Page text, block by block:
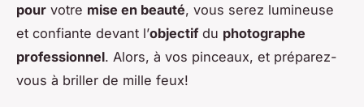
pour votre mise en beauté, vous serez lumineuse
et confiante devant l’objectifdu photographe
professionnel. Alors, à vos pinceaux, et préparez-
vous à briller de mille feux!